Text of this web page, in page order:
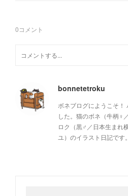
0コメント
bonnetetroku
ボネブログにようこそ！
した。猫のボネ（牛柄♀
ロク（黒♂／日本生まれ
ユ）のイラスト日記です。